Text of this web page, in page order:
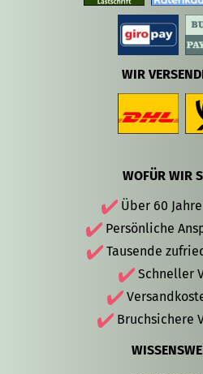
WIR
WOFÜR WIR
Über 60
Persönliche
Tausende
Schneller
Bruchsichere